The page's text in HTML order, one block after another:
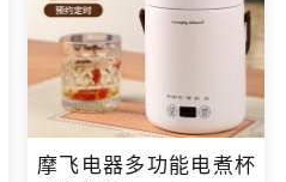
摩飞电器多功能电煮杯